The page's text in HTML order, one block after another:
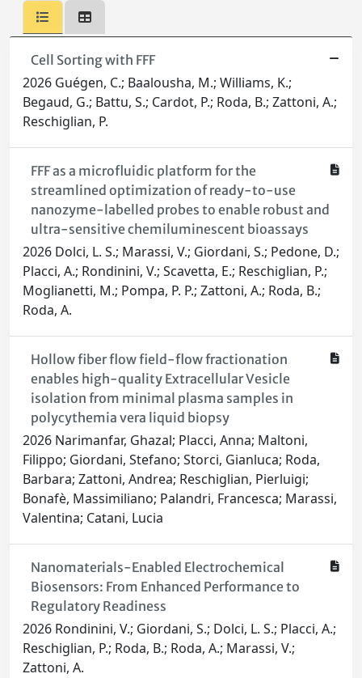
Cell Sorting with FFF
2026 Guégen, C.; Baalousha, M.; Williams, K.;
Begaud, G.; Battu, S.; Cardot, P.; Roda, B.; Zattoni, A.;
Reschiglian, P.
FFF as a microfluidic platform for the
streamlined optimization of ready-to-use
nanozyme-labelled probes to enable robust and
ultra-sensitive chemiluminescent bioassays
2026 Dolci, L. S.; Marassi, V.; Giordani, S.; Pedone, D.;
Placci, A.; Rondinini, V.; Scavetta, E.; Reschiglian, P.;
Moglianetti, M.; Pompa, P. P.; Zattoni, A.; Roda, B.;
Roda, A.
Hollow fiber flow field-flow fractionation
enables high-quality Extracellular Vesicle
isolation from minimal plasma samples in
polycythemia vera liquid biopsy
2026 Narimanfar, Ghazal; Placci, Anna; Maltoni,
Filippo; Giordani, Stefano; Storci, Gianluca; Roda,
Barbara; Zattoni, Andrea; Reschiglian, Pierluigi;
Bonafè, Massimiliano; Palandri, Francesca; Marassi,
Valentina; Catani, Lucia
Nanomaterials-Enabled Electrochemical
Biosensors: From Enhanced Performance to
Regulatory Readiness
2026 Rondinini, V.; Giordani, S.; Dolci, L. S.; Placci, A.;
Reschiglian, P.; Roda, B.; Roda, A.; Marassi, V.;
Zattoni, A.